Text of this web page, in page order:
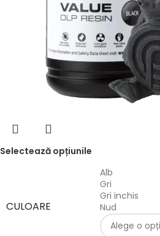
Selectează opțiunile
CULOARE
Alb
Gri
Gri inchis
Nud